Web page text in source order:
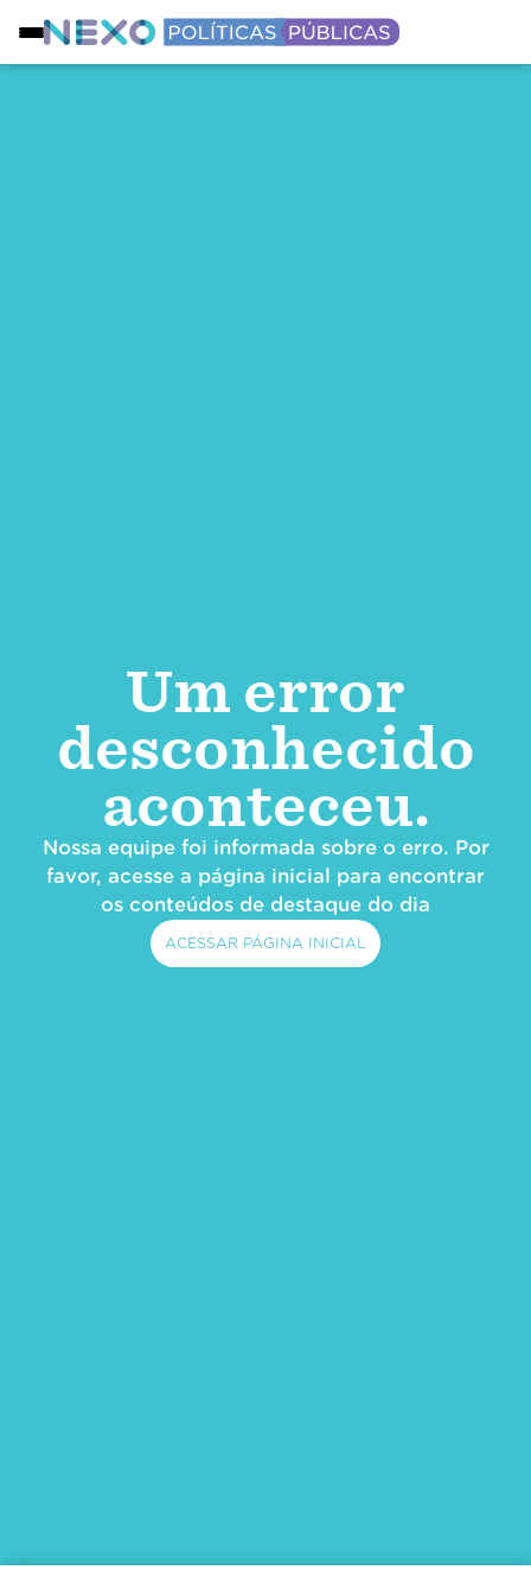
Um error
desconhecido
aconteceu.
Nossa equipe foi informada sobre o erro. Por
favor, acesse a página inicial para encontrar
os conteúdos de destaque do dia
ACESSAR PÁGINA INICIAL